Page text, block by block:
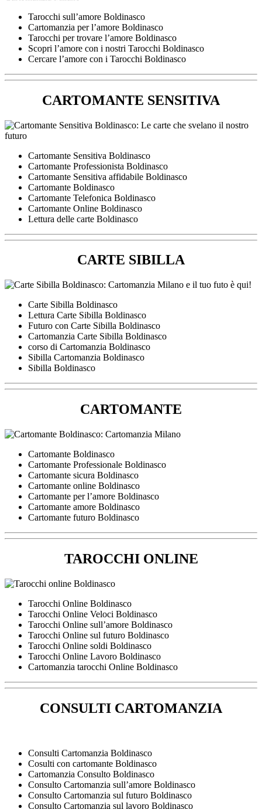
Tarocchi sull’amore Boldinasco
Cartomanzia per l’amore Boldinasco
Tarocchi per trovare l’amore Boldinasco
Scopri l’amore con i nostri Tarocchi Boldinasco
Cercare l’amore con i Tarocchi Boldinasco
CARTOMANTE SENSITIVA
Cartomante Sensitiva Boldinasco
Cartomante Professionista Boldinasco
Cartomante Sensitiva affidabile Boldinasco
Cartomante Boldinasco
Cartomante Telefonica Boldinasco
Cartomante Online Boldinasco
Lettura delle carte Boldinasco
CARTE SIBILLA
Carte Sibilla Boldinasco
Lettura Carte Sibilla Boldinasco
Futuro con Carte Sibilla Boldinasco
Cartomanzia Carte Sibilla Boldinasco
corso di Cartomanzia Boldinasco
Sibilla Cartomanzia Boldinasco
Sibilla Boldinasco
CARTOMANTE
Cartomante Boldinasco
Cartomante Professionale Boldinasco
Cartomante sicura Boldinasco
Cartomante online Boldinasco
Cartomante per l’amore Boldinasco
Cartomante amore Boldinasco
Cartomante futuro Boldinasco
TAROCCHI ONLINE
Tarocchi Online Boldinasco
Tarocchi Online Veloci Boldinasco
Tarocchi Online sull’amore Boldinasco
Tarocchi Online sul futuro Boldinasco
Tarocchi Online soldi Boldinasco
Tarocchi Online Lavoro Boldinasco
Cartomanzia tarocchi Online Boldinasco
CONSULTI CARTOMANZIA
Consulti Cartomanzia Boldinasco
Cosulti con cartomante Boldinasco
Cartomanzia Consulto Boldinasco
Consulto Cartomanzia sull’amore Boldinasco
Consulto Cartomanzia sul futuro Boldinasco
Consulto Cartomanzia sul lavoro Boldinasco